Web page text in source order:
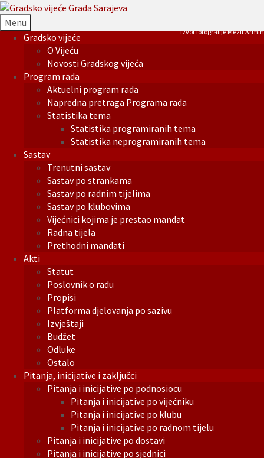
Menu
Gradsko vijeće
O Vijeću
Novosti Gradskog vijeća
Program rada
Aktuelni program rada
Napredna pretraga Programa rada
Statistika tema
Statistika programiranih tema
Statistika neprogramiranih tema
Sastav
Trenutni sastav
Sastav po strankama
Sastav po radnim tijelima
Sastav po klubovima
Vijećnici kojima je prestao mandat
Radna tijela
Prethodni mandati
Akti
Statut
Poslovnik o radu
Propisi
Platforma djelovanja po sazivu
Izvještaji
Budžet
Odluke
Ostalo
Pitanja, inicijative i zaključci
Pitanja i inicijative po podnosiocu
Pitanja i inicijative po vijećniku
Pitanja i inicijative po klubu
Pitanja i inicijative po radnom tijelu
Pitanja i inicijative po dostavi
Pitanja i inicijative po sjednici
Izvor fotografije Mezit Armin